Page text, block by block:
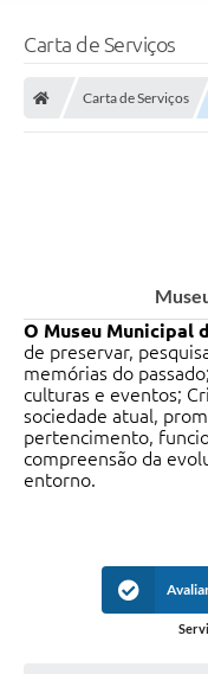
Carta de Serviços
Carta de Serviços
O Museu Municipal
de preservar,
memórias do
culturas e eventos;
sociedade atual,
pertencimento,
compreensão da
entorno.